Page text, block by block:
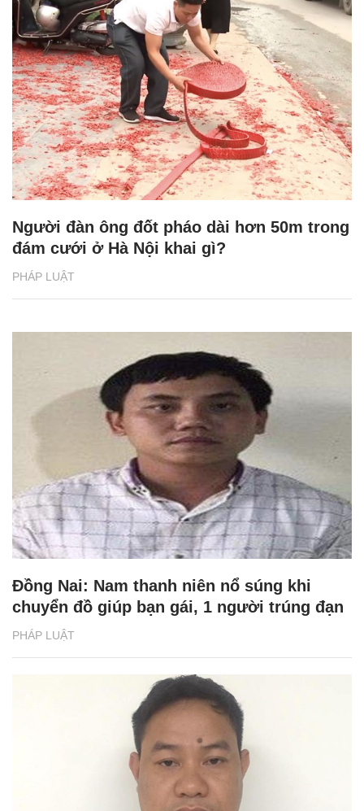
PHÁP LUẬT
Người đàn ông đốt pháo dài hơn 50m trong
đám cưới ở Hà Nội khai gì?
PHÁP LUẬT
Đồng Nai: Nam thanh niên nổ súng khi
chuyển đồ giúp bạn gái, 1 người trúng đạn